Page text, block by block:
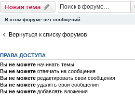
Новая тема
В этом форуме нет сообщений.
Вернуться к списку форумов
ПРАВА ДОСТУПА
Вы не можете начинать темы
Вы не можете отвечать на сообщения
Вы не можете редактировать свои сообщения
Вы не можете удалять свои сообщения
Вы не можете добавлять вложения